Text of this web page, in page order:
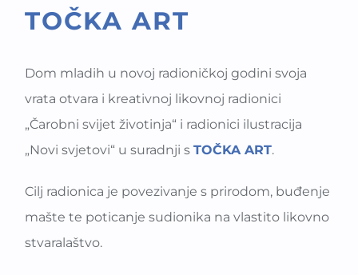
TOČKA ART
Dom mladih u novoj radioničkoj godini svoja
vrata otvara i kreativnoj likovnoj radionici
„Čarobni svijet životinja“ i radionici ilustracija
„Novi svjetovi“ u suradnji s TOČKA ART.
Cilj radionica je povezivanje s prirodom, buđenje
mašte te poticanje sudionika na vlastito likovno
stvaralaštvo.